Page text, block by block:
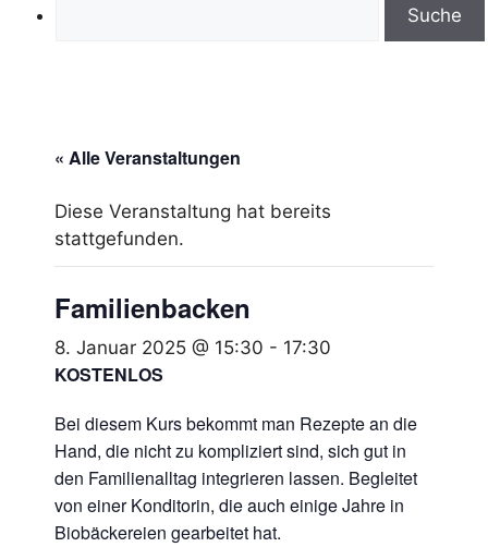
« Alle Veranstaltungen
Diese Veranstaltung hat bereits
stattgefunden.
Familienbacken
8. Januar 2025 @ 15:30 - 17:30
KOSTENLOS
Bei diesem Kurs bekommt man Rezepte an die
Hand, die nicht zu kompliziert sind, sich gut in
den Familienalltag integrieren lassen. Begleitet
von einer Konditorin, die auch einige Jahre in
Biobäckereien gearbeitet hat.